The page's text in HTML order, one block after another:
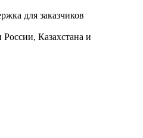
для заказчиков
России, Казахстана и